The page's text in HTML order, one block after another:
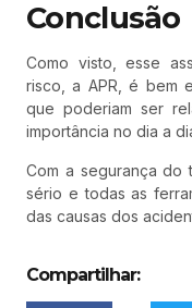
Conclusão
Como visto, esse
risco, a APR, é bem
que poderiam ser
importância no dia a
Com a segurança do
sério e todas as
das causas dos
Compartilhar: